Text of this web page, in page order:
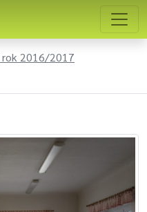
rok 2016/2017